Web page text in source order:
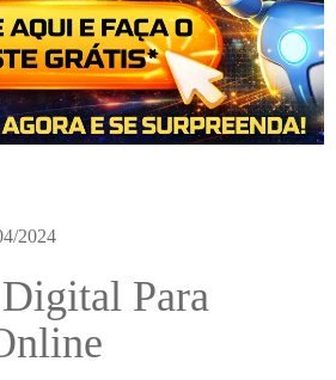
2024
Para